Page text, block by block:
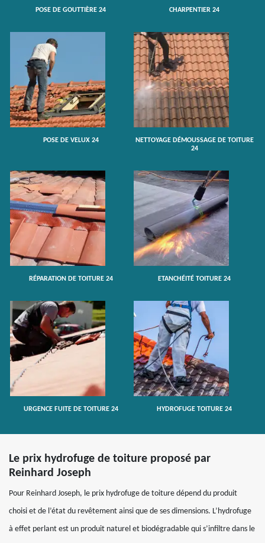
POSE DE GOUTTIÈRE 24 CHARPENTIER 24
POSE DE VELUX 24
NETTOYAGE DÉMOUSSAGE DE TOITURE
24
RÉPARATION DE TOITURE 24 ETANCHÉITÉ TOITURE 24
URGENCE FUITE DE TOITURE 24 HYDROFUGE TOITURE 24
Le prix hydrofuge de toiture proposé par
Reinhard Joseph
Pour Reinhard Joseph, le prix hydrofuge de toiture dépend du produit
choisi et de l’état du revêtement ainsi que de ses dimensions. L’hydrofuge
à effet perlant est un produit naturel et biodégradable qui s’infiltre dans le